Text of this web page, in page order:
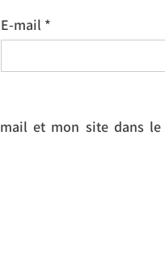
E-mail *
et mon site dans